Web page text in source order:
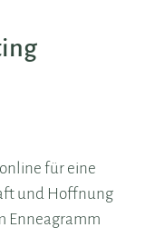
für eine
und Hoffnung
Enneagramm